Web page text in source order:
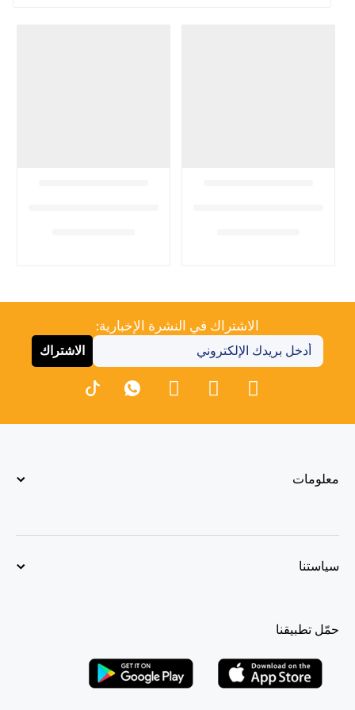
الاشتراك في النشرة الإخبارية:
الاشتراك
معلومات
سياستنا
حمّل تطبيقنا